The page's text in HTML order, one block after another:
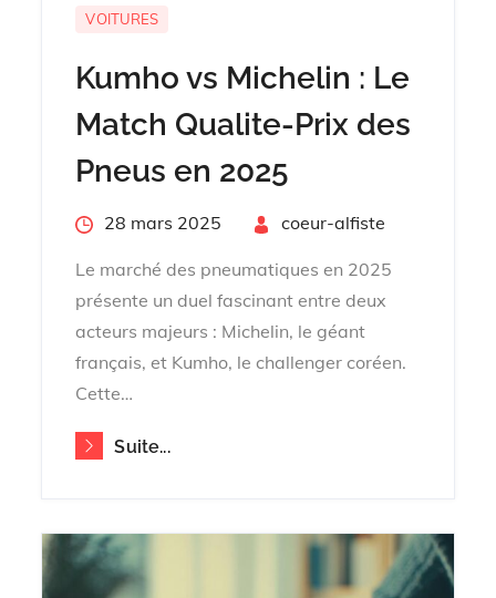
VOITURES
Kumho vs Michelin : Le
Match Qualite-Prix des
Pneus en 2025
Posted28 mars 2025 coeur-alfiste
Le marché des pneumatiques en 2025
présente un duel fascinant entre deux
acteurs majeurs : Michelin, le géant
français, et Kumho, le challenger coréen.
Cette…
Suite...